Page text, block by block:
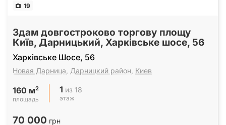
19
Здам довгостроково торгову площу
Київ, Дарницький, Харківське шосе, 56
Харківське Шосе, 56
Новая Дарница Дарницкий район Киев
160 м2
площадь
1 из 18
этаж
70 000 грн